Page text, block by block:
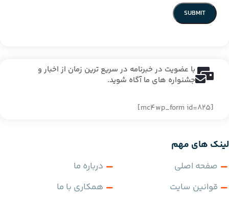
با عضویت در خبرنامه در سریع ترین زمان از اخبار و
جشنواره های ما آگاه شوید.
[mc4wp_form id=825]
لینک های مهم
صفحه اصلی
قوانین سایت
درباره ما
همکاری با ما